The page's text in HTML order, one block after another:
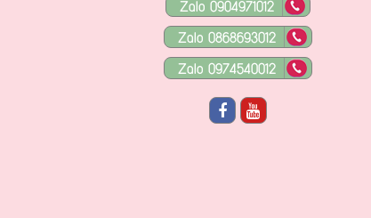
Zalo 0904971012
Zalo 0868693012
Zalo 0974540012